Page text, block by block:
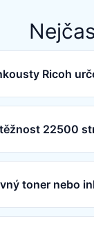
Ricoh
22500
toner nebo